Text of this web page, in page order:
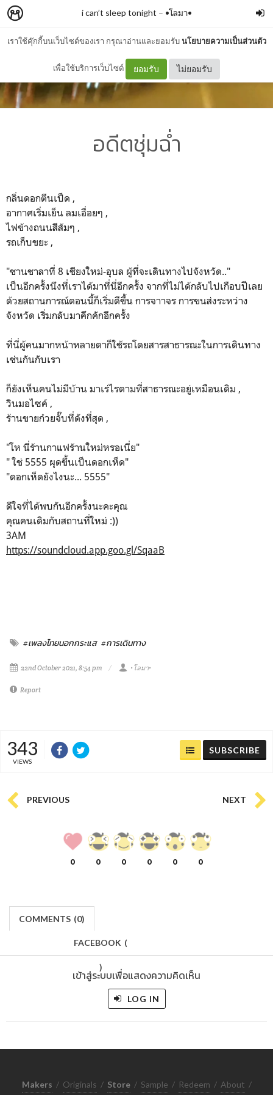
เราใช้คุ๊กกี้บนเว็บไซต์ของเรา กรุณาอ่านและยอมรับนโยบายความเป็นส่วนตัว
เพื่อใช้บริการเว็บไซต์ ยอมรับ ไม่ยอมรับ
i can’t sleep tonight – •โลมา•
อดีตชุ่มฉ่ำ
กลิ่นดอกตีนเป็ด ,
อากาศเริ่มเย็น ลมเอื่อยๆ ,
ไฟข้างถนนสีส้มๆ ,
รถเก็บขยะ ,
"ชานชาลาที่ 8 เชียงใหม่-อุบล ผู้ที่จะเดินทางไปจังหวัด.."
เป็นอีกครั้งนึงที่เราได้มาที่นี่อีกครั้ง จากที่ไม่ได้กลับไปเกือบปีเลย
ด้วยสถานการณ์ตอนนี้ก็เริ่มดีขึ้น การจาาจร การขนส่งระหว่าง
จังหวัด เริ่มกลับมาคึกคักอีกครั้ง
ที่นี่ผู้คนมากหน้าหลายตาก็ใช้รถโดยสารสาธารณะในการเดินทาง
เช่นกันกับเรา
ก็ยังเห็นคนไม่มีบ้าน มาเร่ไรตามที่สาธารณะอยู่เหมือนเดิม ,
วินมอไซค์ ,
ร้านขายก๋วยจั๊บที่ดังที่สุด ,
"โห นี่ร้านกาแฟร้านใหม่หรอเนี่ย"
" ใช่ 5555 ผุดขึ้นเป็นดอกเห็ด"
"ดอกเห็ดยังไงนะ... 5555"
ดีใจที่ได้พบกันอีกครั้งนะคะคุณ
คุณคนเดิมกับสถานที่ใหม่ :))
3AM
https://soundcloud.app.goo.gl/SqaaB
#เพลงไทยนอกกระแส #การเดินทาง
22nd October 2021, 8:54 pm •โลมา•
Report
343
VIEWS
SUBSCRIBE
PREVIOUS NEXT
0 0 0 0 0 0
COMMENTS (0)
FACEBOOK (
)
เข้าสู่ระบบเพื่อแสดงความคิดเห็น
LOG IN
Makers / Originals / Store / Sample / Redeem / About /